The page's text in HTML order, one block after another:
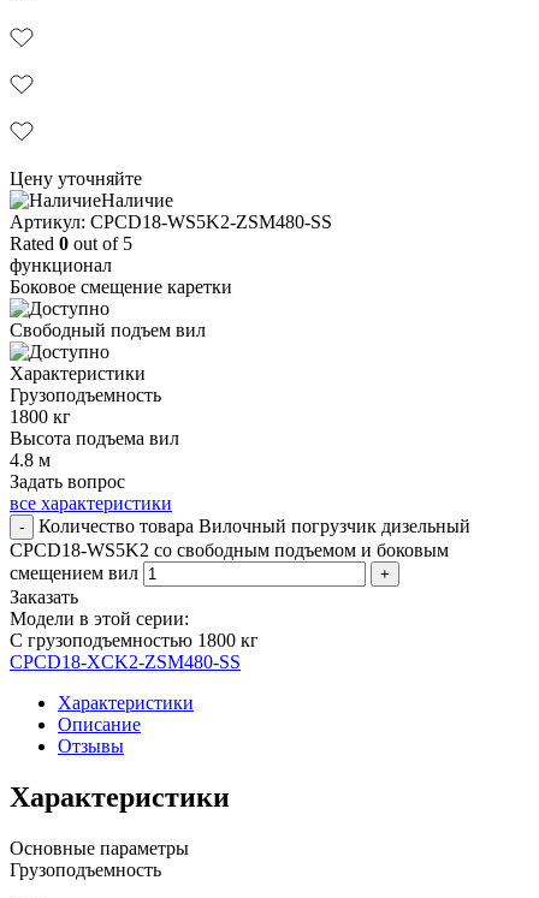
Цену уточняйте
Наличие
Aртикул: CPCD18-WS5K2-ZSM480-SS
Rated 0 out of 5
функционал
Боковое смещение каретки
Свободный подъем вил
Характеристики
Грузоподъемность
1800 кг
Высота подъема вил
4.8 м
Задать вопрос
все характеристики
-
Количество товара Вилочный погрузчик дизельный
CPCD18-WS5K2 со свободным подъемом и боковым
смещением вил
+
Заказать
Модели в этой серии:
С грузоподъемностью 1800 кг
CPCD18-XCK2-ZSM480-SS
Характеристики
Описание
Отзывы
Характеристики
Основные параметры
Грузоподъемность